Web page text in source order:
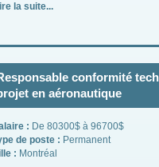
la suite...
conformité
en aéronautique
: De 80300$ à 96700$
de poste : Permanent
: Montréal